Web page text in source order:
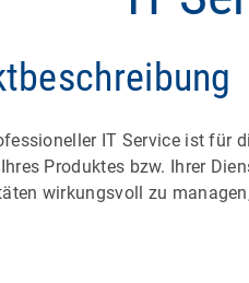
IT Service ist für
Produktes bzw. Ihrer
wirkungsvoll zu